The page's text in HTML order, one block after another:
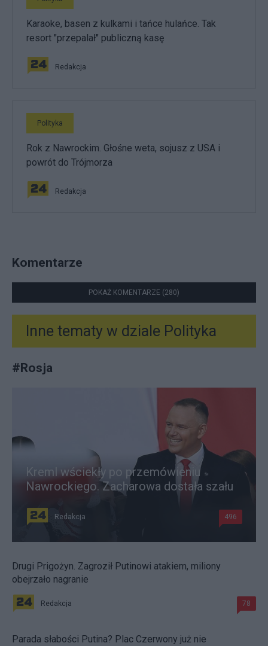
Karaoke, basen z kulkami i tańce hulańce. Tak
resort "przepalał" publiczną kasę
Redakcja
Polityka
Rok z Nawrockim. Głośne weta, sojusz z USA i
powrót do Trójmorza
Redakcja
Komentarze
POKAŻ KOMENTARZE (280)
Inne tematy w dziale Polityka
#Rosja
Kreml wściekły po przemówieniu
Nawrockiego. Zacharowa dostała szału
Redakcja 496
Drugi Prigożyn. Zagroził Putinowi atakiem, miliony
obejrzało nagranie
Redakcja 78
Parada słabości Putina? Plac Czerwony już nie